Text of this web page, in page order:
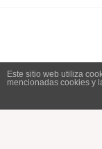
Este sitio web utiliza
mencionadas cookies y